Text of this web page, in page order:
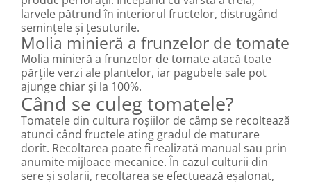
larvele pătrund în interiorul fructelor, distrugând
semințele și țesuturile.
Molia minieră a frunzelor de tomate
Molia minieră a frunzelor de tomate atacă toate
părțile verzi ale plantelor, iar pagubele sale pot
ajunge chiar și la 100%.
Când se culeg tomatele?
Tomatele din cultura roșiilor de câmp se recoltează
atunci când fructele ating gradul de maturare
dorit. Recoltarea poate fi realizată manual sau prin
anumite mijloace mecanice. În cazul culturii din
sere și solarii, recoltarea se efectuează eșalonat,